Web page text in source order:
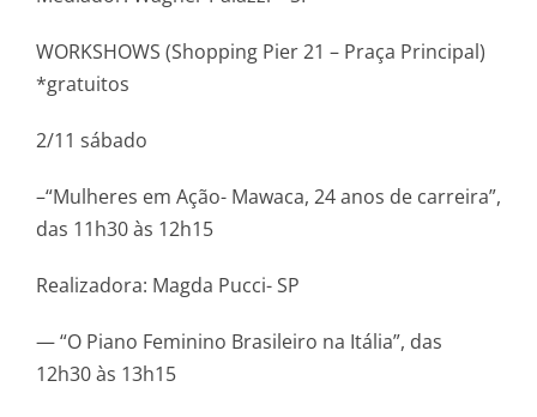
WORKSHOWS (Shopping Pier 21 – Praça Principal)
*gratuitos
2/11 sábado
–“Mulheres em Ação- Mawaca, 24 anos de carreira”,
das 11h30 às 12h15
Realizadora: Magda Pucci- SP
— “O Piano Feminino Brasileiro na Itália”, das
12h30 às 13h15